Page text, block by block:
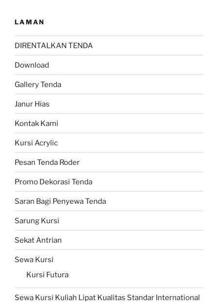
LAMAN
DIRENTALKAN TENDA
Download
Gallery Tenda
Janur Hias
Kontak Kami
Kursi Acrylic
Pesan Tenda Roder
Promo Dekorasi Tenda
Saran Bagi Penyewa Tenda
Sarung Kursi
Sekat Antrian
Sewa Kursi
Kursi Futura
Sewa Kursi Kuliah Lipat Kualitas Standar International